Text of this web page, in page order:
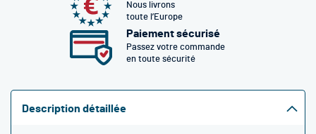
Nous livrons
toute l’Europe
Paiement sécurisé
Passez votre commande
en toute sécurité
Description détaillée